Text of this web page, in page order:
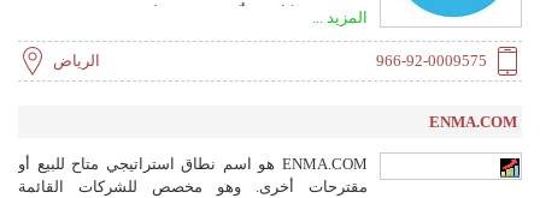
وخدمت شركاء في أكثر من 26 دولة.
المزيد ...
966-92-0009575 الرياض
ENMA.COM
ENMA.COM هو اسم نطاق استراتيجي متاح للبيع أو
مقترحات أخرى. وهو مخصص للشركات القائمة